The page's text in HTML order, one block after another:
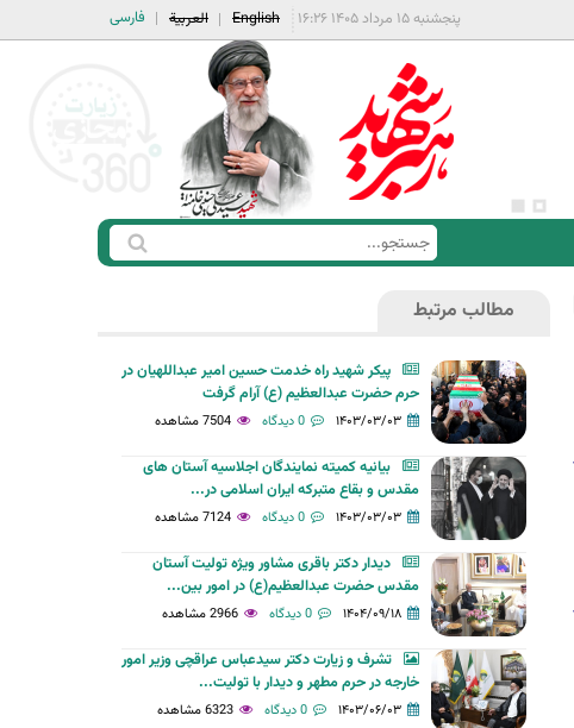
فارسی العربية English پنجشنبه ۱۵ مرداد ۱۴۰۵ ۱۶:۲۶
ف
ر
ج
س
ج
س
ت
مطالب مرتبط
پیکر شهید راه خدمت حسین امیر عبداللهیان در
حرم حضرت عبدالعظیم (ع) آرام گرفت
۱۴۰۳/۰۳/۰۳ 0 دیدگاه 7504 مشاهده
بیانیه کمیته نمایندگان اجلاسیه آستان های
مقدس و بقاع متبرکه ایران اسلامی در...
۱۴۰۳/۰۳/۰۳ 0 دیدگاه 7124 مشاهده
دیدار دکتر باقری مشاور ویژه تولیت آستان
مقدس حضرت عبدالعظیم(ع) در امور بین...
۱۴۰۴/۰۹/۱۸ 0 دیدگاه 2966 مشاهده
تشرف و زیارت دکتر سیدعباس عراقچی وزیر امور
خارجه در حرم مطهر و دیدار با تولیت...
۱۴۰۳/۰۶/۰۳ 0 دیدگاه 6323 مشاهده